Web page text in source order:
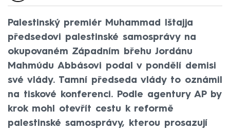
Palestinský premiér Muhammad Ištajja
předsedovi palestinské samosprávy na
okupovaném Západním břehu Jordánu
Mahmúdu Abbásovi podal v pondělí demisi
své vlády. Tamní předseda vlády to oznámil
na tiskové konferenci. Podle agentury AP by
krok mohl otevřít cestu k reformě
palestinské samosprávy, kterou prosazují